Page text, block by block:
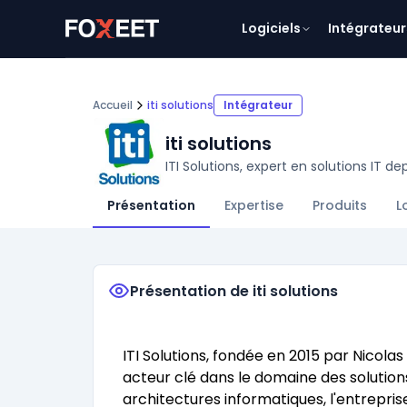
Logiciels
Accueil iti solutions Intégrateur
iti solutions
ITI Solutions, expert en solutions IT
Présentation Expertise Produits
Présentation de iti solutions
ITI Solutions, fondée en 2015 par
acteur clé dans le domaine des
architectures informatiques,